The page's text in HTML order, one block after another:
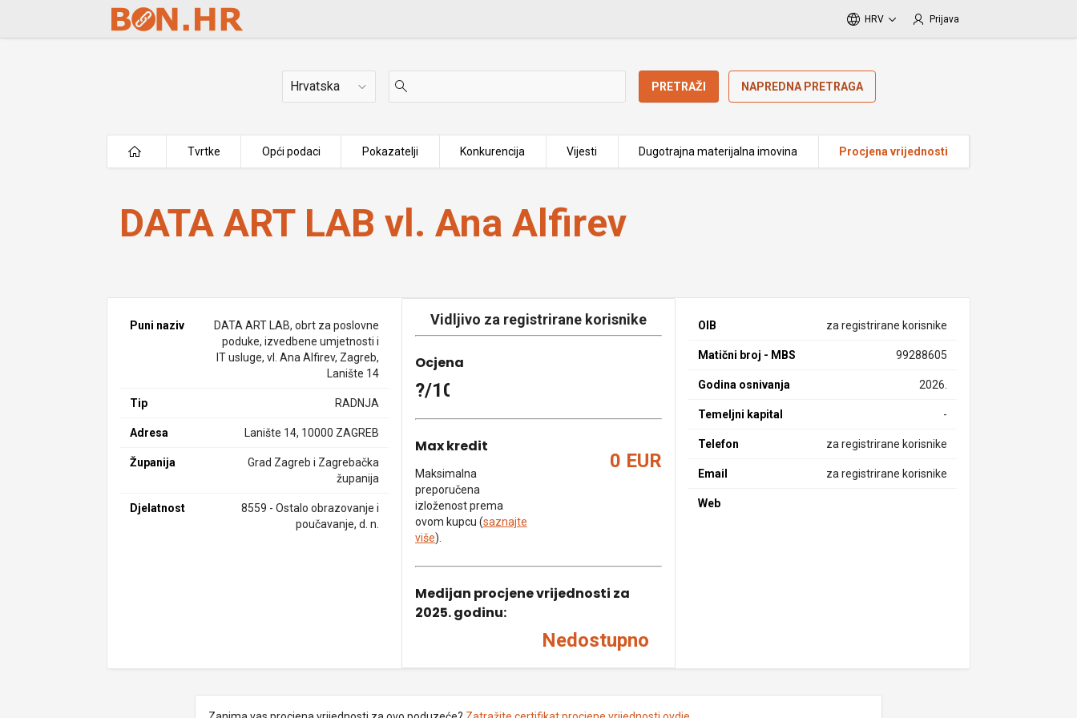
Skip to Main Content
HRV Prijava
Država PRETRAŽI NAPREDNA PRETRAGA
Tvrtke Opći podaci Pokazatelji Konkurencija Vijesti Dugotrajna materijalna imovina Procjena vrijednosti
DATA ART LAB vl. Ana Alfirev
DATA ART LAB vl. Ana Alfirev
Puni naziv
DATA ART LAB, obrt za poslovne
poduke, izvedbene umjetnosti i
IT usluge, vl. Ana Alfirev, Zagreb,
Lanište 14
Tip RADNJA
Adresa Lanište 14, 10000 ZAGREB
Županija
Grad Zagreb i Zagrebačka
županija
Djelatnost
8559 - Ostalo obrazovanje i
poučavanje, d. n.
Vidljivo za registrirane korisnike
Ocjena
?/10
Max kredit
Maksimalna
preporučena
izloženost prema
ovom kupcu (saznajte
više).
0 EUR
Medijan procjene vrijednosti za
2025. godinu:
Nedostupno
OIB za registrirane korisnike
Matični broj - MBS 99288605
Godina osnivanja 2026.
Temeljni kapital -
Telefon za registrirane korisnike
Email za registrirane korisnike
Web